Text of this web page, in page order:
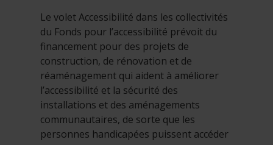
Le volet Accessibilité dans les collectivités
du Fonds pour l’accessibilité prévoit du
financement pour des projets de
construction, de rénovation et de
réaménagement qui aident à améliorer
l’accessibilité et la sécurité des
installations et des aménagements
communautaires, de sorte que les
personnes handicapées puissent accéder